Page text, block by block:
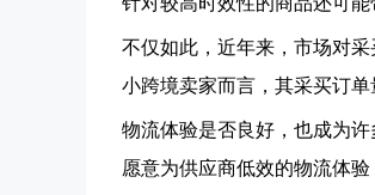
不仅如此，近年来，市场对
小跨境卖家而言，其采买订
物流体验是否良好，也成为
愿意为供应商低效的物流体